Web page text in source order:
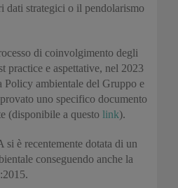
dati strategici o il pendolarismo
di coinvolgimento degli
practice e aspettative, nel 2023
Policy ambientale del Gruppo e
uno specifico documento
(disponibile a questo link).
è recentemente dotata di un
conseguendo anche la